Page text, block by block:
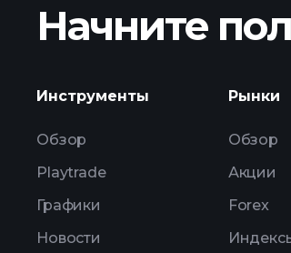
Начните
Инструменты
Обзор
Playtrade
Графики
Новости
Рынки
Обзор
Акции
Forex